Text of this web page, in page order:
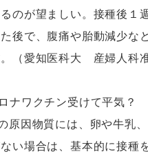
のが望ましい。接種後１
後で、腹痛や胎動減少な
（愛知医科大 産婦人科
ナワクチン受けて平気
因物質には、卵や牛乳
い場合は、基本的に接種